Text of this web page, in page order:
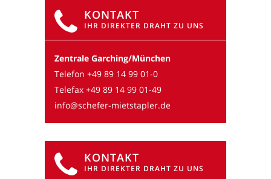
KONTAKT
IHR DIREKTER DRAHT ZU UNS
Zentrale Garching/München
Telefon +49 89 14 99 01-0
Telefax +49 89 14 99 01-49
info@schefer-mietstapler.de
KONTAKT
IHR DIREKTER DRAHT ZU UNS